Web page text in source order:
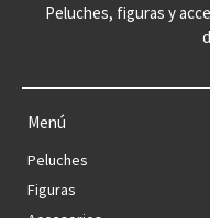
Peluches, figuras y
Menú
Peluches
Figuras